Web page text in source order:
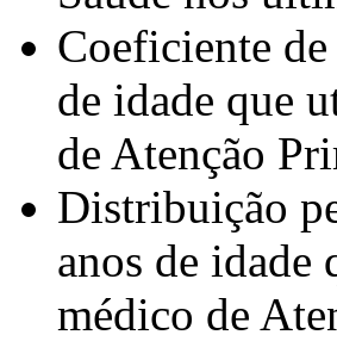
Coeficiente
de idade que
de Atenção
Distribuição
anos de
médico de